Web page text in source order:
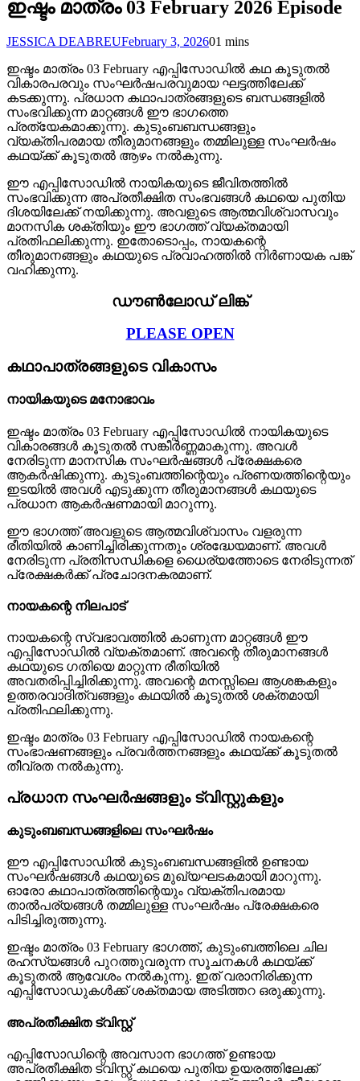
ഇഷ്ടം മാത്രം 03 February 2026 Episode
JESSICA DEABREUFebruary 3, 202601 mins
ഇഷ്ടം മാത്രം 03 February എപ്പിസോഡിൽ കഥ കൂടുതൽ
വികാരപരവും സംഘർഷപരവുമായ ഘട്ടത്തിലേക്ക്
കടക്കുന്നു. പ്രധാന കഥാപാത്രങ്ങളുടെ ബന്ധങ്ങളിൽ
സംഭവിക്കുന്ന മാറ്റങ്ങൾ ഈ ഭാഗത്തെ
പ്രത്യേകമാക്കുന്നു. കുടുംബബന്ധങ്ങളും
വ്യക്തിപരമായ തീരുമാനങ്ങളും തമ്മിലുള്ള സംഘർഷം
കഥയ്ക്ക് കൂടുതൽ ആഴം നൽകുന്നു.
ഈ എപ്പിസോഡിൽ നായികയുടെ ജീവിതത്തിൽ
സംഭവിക്കുന്ന അപ്രതീക്ഷിത സംഭവങ്ങൾ കഥയെ പുതിയ
ദിശയിലേക്ക് നയിക്കുന്നു. അവളുടെ ആത്മവിശ്വാസവും
മാനസിക ശക്തിയും ഈ ഭാഗത്ത് വ്യക്തമായി
പ്രതിഫലിക്കുന്നു. ഇതോടൊപ്പം, നായകന്റെ
തീരുമാനങ്ങളും കഥയുടെ പ്രവാഹത്തിൽ നിർണായക പങ്ക്
വഹിക്കുന്നു.
ഡൗൺലോഡ് ലിങ്ക്
PLEASE OPEN
കഥാപാത്രങ്ങളുടെ വികാസം
നായികയുടെ മനോഭാവം
ഇഷ്ടം മാത്രം 03 February എപ്പിസോഡിൽ നായികയുടെ
വികാരങ്ങൾ കൂടുതൽ സങ്കീർണ്ണമാകുന്നു. അവൾ
നേരിടുന്ന മാനസിക സംഘർഷങ്ങൾ പ്രേക്ഷകരെ
ആകർഷിക്കുന്നു. കുടുംബത്തിന്റെയും പ്രണയത്തിന്റെയും
ഇടയിൽ അവൾ എടുക്കുന്ന തീരുമാനങ്ങൾ കഥയുടെ
പ്രധാന ആകർഷണമായി മാറുന്നു.
ഈ ഭാഗത്ത് അവളുടെ ആത്മവിശ്വാസം വളരുന്ന
രീതിയിൽ കാണിച്ചിരിക്കുന്നതും ശ്രദ്ധേയമാണ്. അവൾ
നേരിടുന്ന പ്രതിസന്ധികളെ ധൈര്യത്തോടെ നേരിടുന്നത്
പ്രേക്ഷകർക്ക് പ്രചോദനകരമാണ്.
നായകന്റെ നിലപാട്
നായകന്റെ സ്വഭാവത്തിൽ കാണുന്ന മാറ്റങ്ങൾ ഈ
എപ്പിസോഡിൽ വ്യക്തമാണ്. അവന്റെ തീരുമാനങ്ങൾ
കഥയുടെ ഗതിയെ മാറ്റുന്ന രീതിയിൽ
അവതരിപ്പിച്ചിരിക്കുന്നു. അവന്റെ മനസ്സിലെ ആശങ്കകളും
ഉത്തരവാദിത്വങ്ങളും കഥയിൽ കൂടുതൽ ശക്തമായി
പ്രതിഫലിക്കുന്നു.
ഇഷ്ടം മാത്രം 03 February എപ്പിസോഡിൽ നായകന്റെ
സംഭാഷണങ്ങളും പ്രവർത്തനങ്ങളും കഥയ്ക്ക് കൂടുതൽ
തീവ്രത നൽകുന്നു.
പ്രധാന സംഘർഷങ്ങളും ട്വിസ്റ്റുകളും
കുടുംബബന്ധങ്ങളിലെ സംഘർഷം
ഈ എപ്പിസോഡിൽ കുടുംബബന്ധങ്ങളിൽ ഉണ്ടായ
സംഘർഷങ്ങൾ കഥയുടെ മുഖ്യഘടകമായി മാറുന്നു.
ഓരോ കഥാപാത്രത്തിന്റെയും വ്യക്തിപരമായ
താൽപര്യങ്ങൾ തമ്മിലുള്ള സംഘർഷം പ്രേക്ഷകരെ
പിടിച്ചിരുത്തുന്നു.
ഇഷ്ടം മാത്രം 03 February ഭാഗത്ത്, കുടുംബത്തിലെ ചില
രഹസ്യങ്ങൾ പുറത്തുവരുന്ന സൂചനകൾ കഥയ്ക്ക്
കൂടുതൽ ആവേശം നൽകുന്നു. ഇത് വരാനിരിക്കുന്ന
എപ്പിസോഡുകൾക്ക് ശക്തമായ അടിത്തറ ഒരുക്കുന്നു.
അപ്രതീക്ഷിത ട്വിസ്റ്റ്
എപ്പിസോഡിന്റെ അവസാന ഭാഗത്ത് ഉണ്ടായ
അപ്രതീക്ഷിത ട്വിസ്റ്റ് കഥയെ പുതിയ ഉയരത്തിലേക്ക്